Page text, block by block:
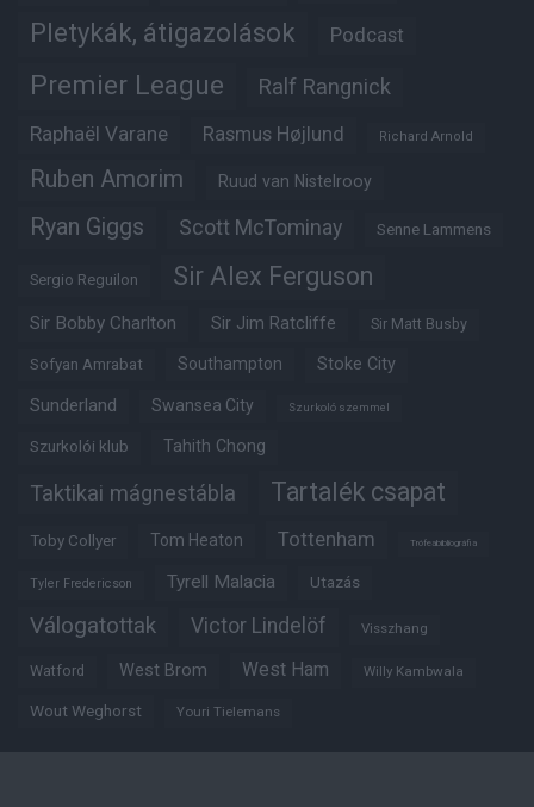
Pletykák, átigazolások Podcast
Premier League Ralf Rangnick
Raphaël Varane Rasmus Højlund Richard Arnold
Ruben Amorim Ruud van Nistelrooy
Ryan Giggs Scott McTominay Senne Lammens
Sergio Reguilon Sir Alex Ferguson
Sir Bobby Charlton Sir Jim Ratcliffe Sir Matt Busby
Sofyan Amrabat Southampton Stoke City
Sunderland Swansea City Szurkoló szemmel
Szurkolói klub Tahith Chong
Taktikai mágnestábla Tartalék csapat
Toby Collyer Tom Heaton Tottenham Trófeabibliográfia
Tyler Fredericson Tyrell Malacia Utazás
Válogatottak Victor Lindelöf Visszhang
Watford West Brom West Ham Willy Kambwala
Wout Weghorst Youri Tielemans